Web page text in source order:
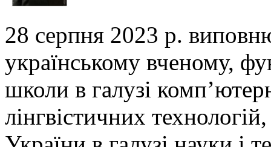
28 серпня 2023 р.
українському вченому,
школи в галузі
лінгвістичних